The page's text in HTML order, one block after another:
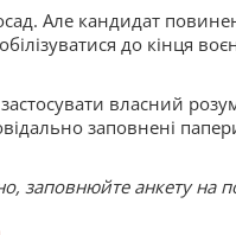
Але кандидат
до кінця
власний
заповнені
заповнюйте анкету на